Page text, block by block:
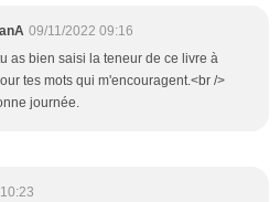
09/11/2022 09:16
as bien saisi la teneur de ce livre à
tes mots qui m'encouragent.<br />
journée.